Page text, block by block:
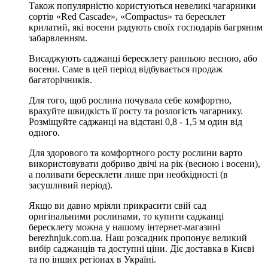
Також популярністю користуються невеликі чагарники
сортів «Red Cascade», «Compactus» та бересклет
крилатий, які восени радують своїх господарів багряним
забарвленням.
Висаджують саджанці бересклету ранньою весною, або
восени. Саме в цей період відбувається продаж
багаторічників.
Для того, щоб рослина почувала себе комфортно,
врахуйте швидкість її росту та розлогість чагарнику.
Розміщуйте саджанці на відстані 0,8 - 1,5 м один від
одного.
Для здорового та комфортного росту рослини варто
використовувати добриво двічі на рік (весною і восени),
а поливати бересклети лише при необхідності (в
засушливий період).
Якщо ви давно мріяли прикрасити свій сад
оригінальними рослинами, то купити саджанці
бересклету можна у нашому інтернет-магазині
berezhnjuk.com.ua. Наш розсадник пропонує великий
вибір саджанців та доступні ціни. Діє доставка в Києві
та по інших регіонах в Україні.